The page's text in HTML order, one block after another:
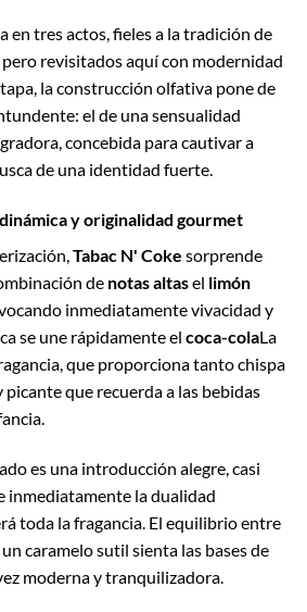
en tres actos, fieles a la tradición de
revisitados aquí con modernidad
la construcción olfativa pone de
el de una sensualidad
concebida para cautivar a
de una identidad fuerte.
y originalidad gourmet
Tabac N' Coke sorprende
de notas altasel limón
inmediatamente vivacidad y
se une rápidamente el coca-colaLa
que proporciona tanto chispa
picante que recuerda a las bebidas
es una introducción alegre, casi
inmediatamente la dualidad
toda la fragancia. El equilibrio entre
caramelo sutil sienta las bases de
moderna y tranquilizadora.